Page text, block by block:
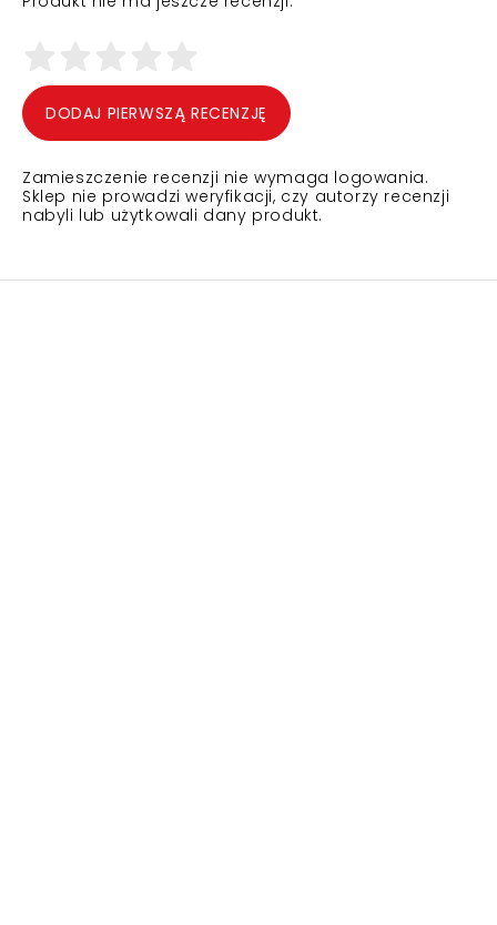
DODAJ PIERWSZĄ RECENZJĘ
Zamieszczenie recenzji nie wymaga logowania.
Sklep nie prowadzi weryfikacji, czy autorzy recenzji
nabyli lub użytkowali dany produkt.